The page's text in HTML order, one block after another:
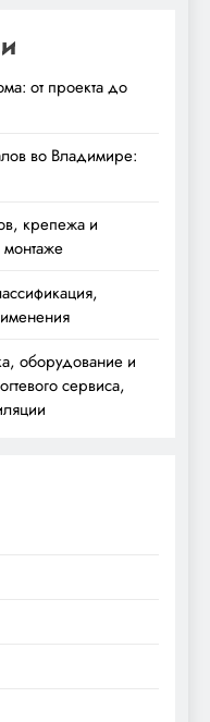
от проекта до
во Владимире:
крепежа и
монтаже
оборудование и
сервиса,